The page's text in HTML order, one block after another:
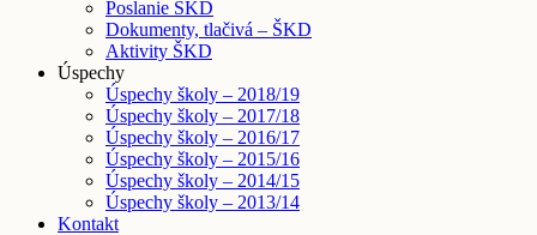
Poslanie ŠKD
Dokumenty, tlačivá – ŠKD
Aktivity ŠKD
Úspechy
Úspechy školy – 2018/19
Úspechy školy – 2017/18
Úspechy školy – 2016/17
Úspechy školy – 2015/16
Úspechy školy – 2014/15
Úspechy školy – 2013/14
Kontakt